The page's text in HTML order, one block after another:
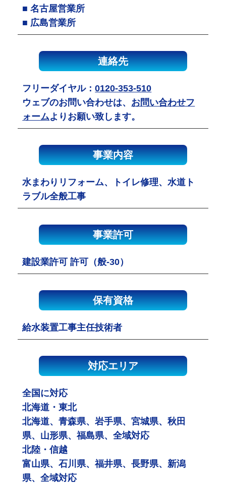
■ 名古屋営業所
■ 広島営業所
連絡先
フリーダイヤル：0120-353-510
ウェブのお問い合わせは、 お問い合わせフ
ォームよりお願い致します。
事業内容
水まわりリフォーム、トイレ修理、水道ト
ラブル全般工事
事業許可
建設業許可 許可（般-30）
保有資格
給水装置工事主任技術者
対応エリア
全国に対応
北海道・東北
北海道、青森県、岩手県、宮城県、秋田
県、山形県、福島県、全域対応
北陸・信越
富山県、石川県、福井県、長野県、新潟
県、全域対応